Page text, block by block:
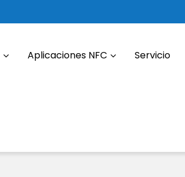
Aplicaciones NFC Servicio